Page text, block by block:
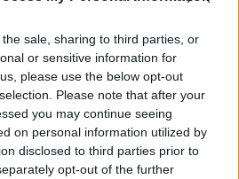
sale, sharing to third parties, or
or sensitive information for
please use the below opt-out
Please note that after your
you may continue seeing
on personal information utilized by
disclosed to third parties prior to
opt-out of the further
è il
votiamo sì